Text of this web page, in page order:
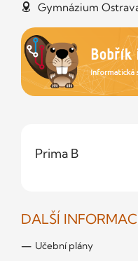
Gymnázium
Prima B
DALŠÍ
Učební plány